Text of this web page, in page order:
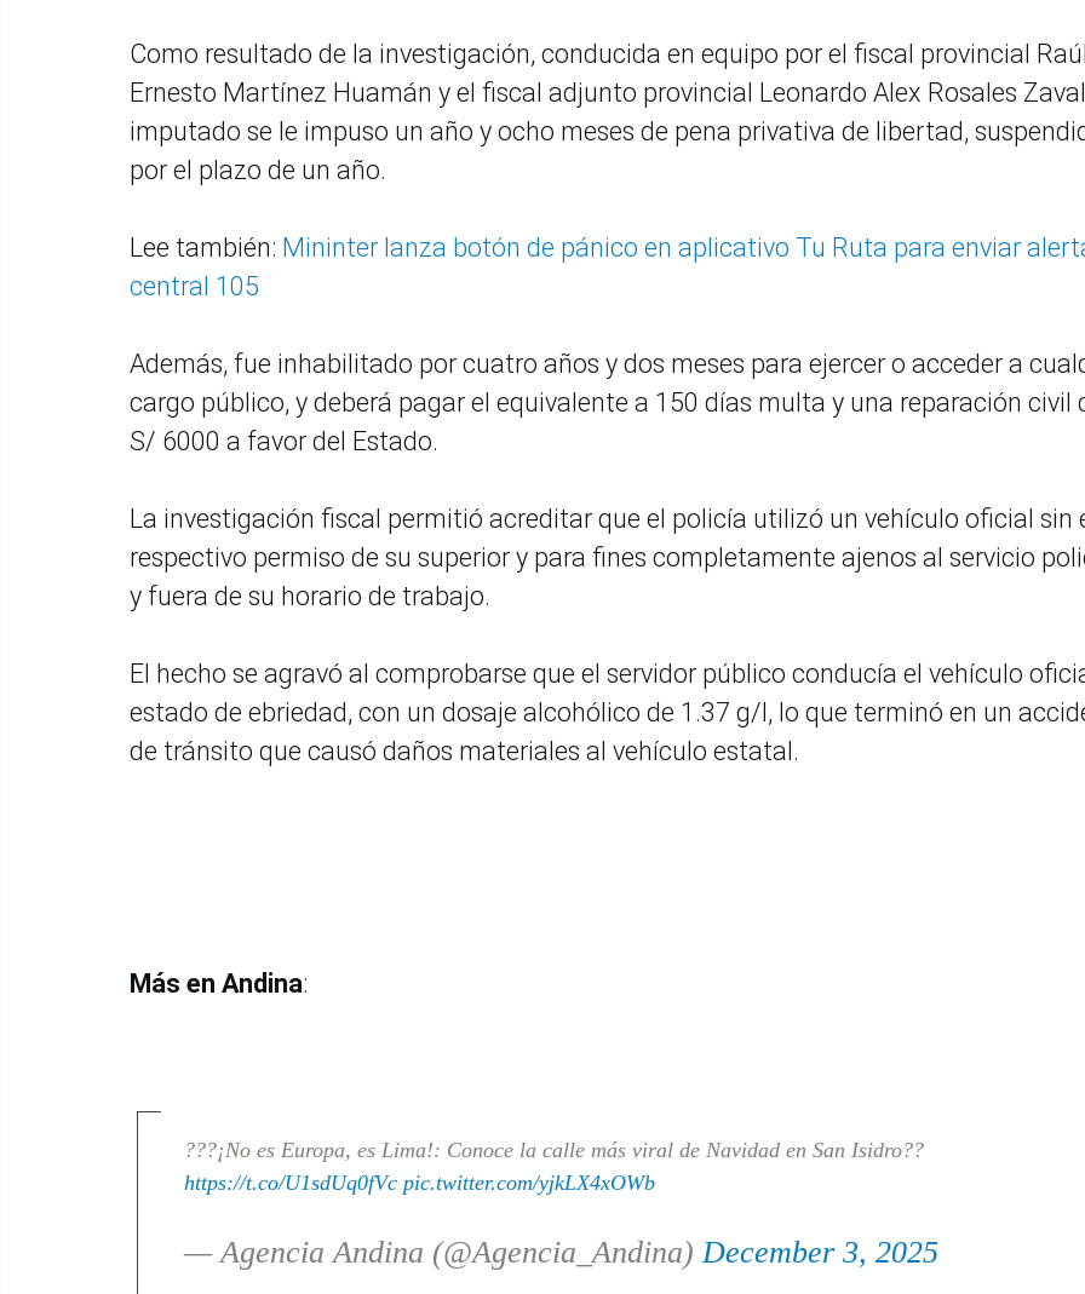
Como resultado de la investigación, conducida en equipo por el fiscal provincial Raúl
Ernesto Martínez Huamán y el fiscal adjunto provincial Leonardo Alex Rosales
imputado se le impuso un año y ocho meses de pena privativa de libertad,
por el plazo de un año.
Lee también: Mininter lanza botón de pánico en aplicativo Tu Ruta para enviar
central 105
Además, fue inhabilitado por cuatro años y dos meses para ejercer o acceder a
cargo público, y deberá pagar el equivalente a 150 días multa y una reparación civil
S/ 6000 a favor del Estado.
La investigación fiscal permitió acreditar que el policía utilizó un vehículo oficial sin
respectivo permiso de su superior y para fines completamente ajenos al servicio
y fuera de su horario de trabajo.
El hecho se agravó al comprobarse que el servidor público conducía el vehículo
estado de ebriedad, con un dosaje alcohólico de 1.37 g/l, lo que terminó en un
de tránsito que causó daños materiales al vehículo estatal.
Más en Andina:
???¡No es Europa, es Lima!: Conoce la calle más viral de Navidad en San Isidro??
https://t.co/U1sdUq0fVc pic.twitter.com/yjkLX4xOWb
— Agencia Andina (@Agencia_Andina)December 3, 2025